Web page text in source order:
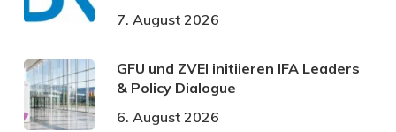
7. August 2026
GFU und ZVEI initiieren IFA Leaders
& Policy Dialogue
6. August 2026